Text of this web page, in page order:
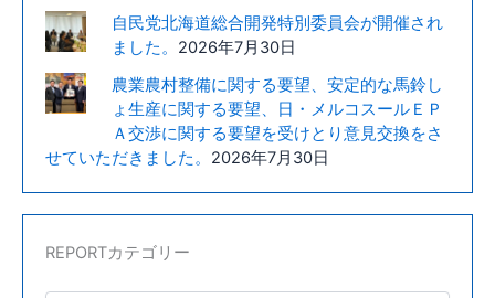
市
で
開
催
れ
自民党北海道総合開発特別委員会が開催され
ました。
2026年7月30日
農業農村整備に関する要望、安定的な馬鈴し
ょ生産に関する要望、日・メルコスールＥＰ
Ａ交渉に関する要望を受けとり意見交換をさ
せていただきました。 2026年7月30日
REPORTカテゴリー